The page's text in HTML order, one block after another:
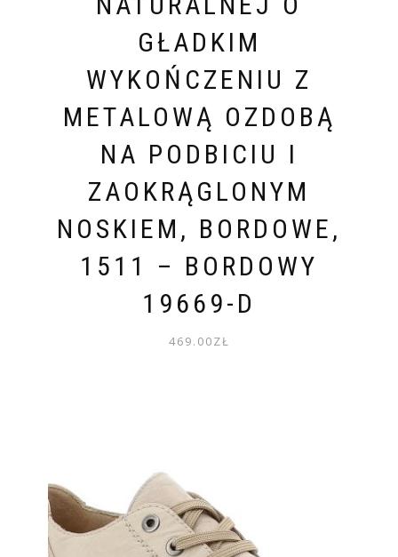
GŁADKIM
WYKOŃCZENIU Z
METALOWĄ OZDOBĄ
NA PODBICIU I
ZAOKRĄGLONYM
NOSKIEM, BORDOWE,
1511 – BORDOWY
19669-D
469.00ZŁ